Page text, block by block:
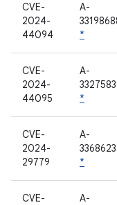
CVE-
2024-
44094
A-
*
CVE-
2024-
44095
A-
*
CVE-
2024-
29779
A-
*
CVE-
A-